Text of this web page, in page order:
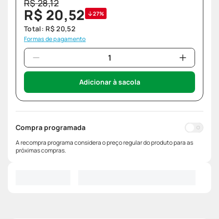
R$28,12
R$ 20,52 27%
Total: R$ 20,52
Formas de pagamento
Adicionar à sacola
Compra programada
A recompra programa considera o preço regular do produto para as
próximas compras.